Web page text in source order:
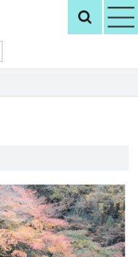
観光いばらき検